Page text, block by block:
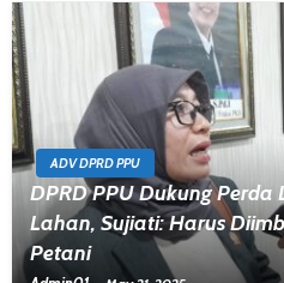
ADV DPRD PPU
DPRD PPU Dukung Perda
Lahan, Sujiati: Harus
Petani